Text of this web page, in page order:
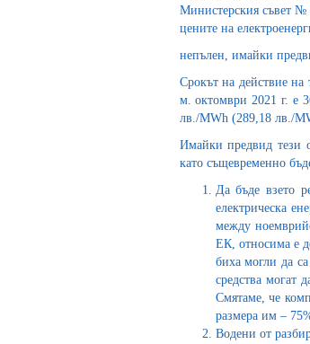
Министерския съвет №
цените на
непълен, имайки
Срокът на действие на
м. октомври 2021 г. е
лв./MWh (289,18 лв./
Имайки предвид тези
като същевременно
Да бъде взето
електрическа
между
ЕК, относима е
биха могли да
средства могат
Смятаме, че
размера им –
Водени от